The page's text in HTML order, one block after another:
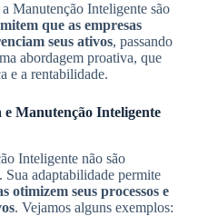
Manutenção Inteligente são
que as empresas
seus ativos, passando
abordagem proativa, que
e a rentabilidade.
e Manutenção Inteligente
Inteligente não são
adaptabilidade permite
otimizem seus processos e
. Vejamos alguns exemplos: